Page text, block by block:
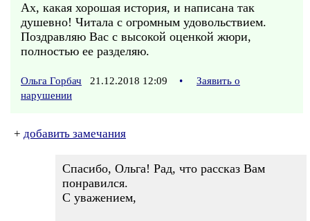
Ах, какая хорошая история, и написана так
душевно! Читала с огромным удовольствием.
Поздравляю Вас с высокой оценкой жюри,
полностью ее разделяю.
Ольга Горбач 21.12.2018 12:09 •
Заявить о
нарушении
+ добавить замечания
Спасибо, Ольга! Рад, что рассказ Вам
понравился.
С уважением,